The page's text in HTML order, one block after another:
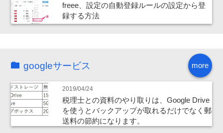
freee、設定の自動登録ルールの設定から登
録する方法
more
googleサービス
2019/04/24
税理士との資料のやり取りは、Google Drive
を使うとバックアップが取れるだけでなく郵
送料の節約になります。